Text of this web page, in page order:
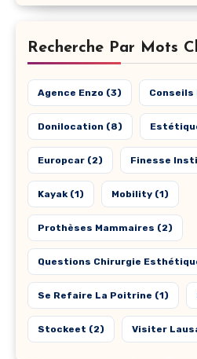
Recherche Par Mots
Agence Enzo (3) Conseils
Donilocation (8)
Europcar (2) Finesse
Kayak(1) Mobility (1)
Prothèses Mammaires (2)
Questions Chirurgie
Se Refaire La Poitrine (1)
Stockeet (2) Visiter